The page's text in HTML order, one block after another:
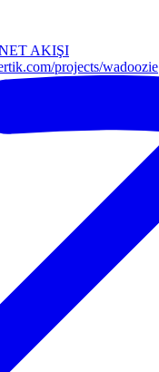
AKIŞI
projects/wadoozie